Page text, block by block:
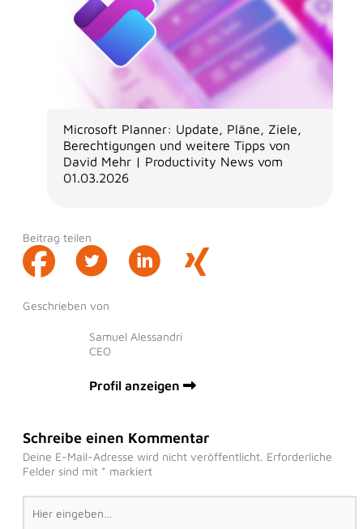
Microsoft Planner: Update, Pläne, Ziele,
Berechtigungen und weitere Tipps von
David Mehr | Productivity News vom
01.03.2026
Beitrag teilen
Geschrieben von
Samuel Alessandri
CEO
Profil anzeigen
Schreibe einen Kommentar
Deine E-Mail-Adresse wird nicht veröffentlicht. Erforderliche
Felder sind mit * markiert
Hier
eingeben…